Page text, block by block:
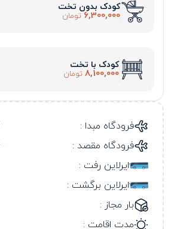
کودک بدون تخت
6,300,000 تومان
کودک با تخت
8,100,000 تومان
فرودگاه مبدا :
فرودگاه مقصد :
ایرلاین رفت :
ایرلاین برگشت :
بار مجاز :
مدت اقامت :